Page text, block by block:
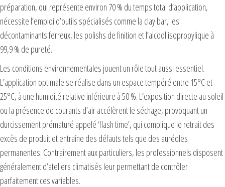
préparation, qui représente environ 70 % du temps total d’application,
nécessite l’emploi d’outils spécialisés comme la clay bar, les
décontaminants ferreux, les polishs de finition et l’alcool isopropylique à
99,9 % de pureté.
Les conditions environnementales jouent un rôle tout aussi essentiel.
L’application optimale se réalise dans un espace tempéré entre 15°C et
25°C, à une humidité relative inférieure à 50 %. L’exposition directe au soleil
ou la présence de courants d’air accélèrent le séchage, provoquant un
durcissement prématuré appelé ‘flash time’, qui complique le retrait des
excès de produit et entraîne des défauts tels que des auréoles
permanentes. Contrairement aux particuliers, les professionnels disposent
généralement d’ateliers climatisés leur permettant de contrôler
parfaitement ces variables.